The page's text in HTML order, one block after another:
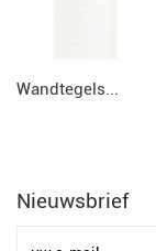
Wandtegels...
Nieuwsbrief